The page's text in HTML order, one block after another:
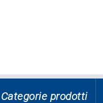
Categorie prodotti